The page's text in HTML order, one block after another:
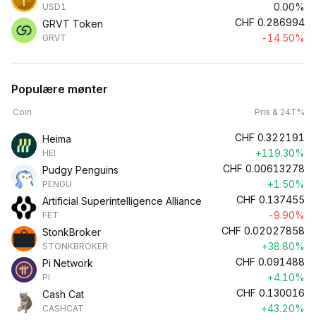
USD1
0.00%
GRVT Token
GRVT
CHF 0.286994
-14.50%
Populære mønter
Coin Pris & 24T%
Heima
HEI
CHF 0.322191
+119.30%
Pudgy Penguins
PENGU
CHF 0.00613278
+1.50%
Artificial Superintelligence Alliance
FET
CHF 0.137455
-9.90%
StonkBroker
STONKBROKER
CHF 0.02027858
+38.80%
Pi Network
PI
CHF 0.091488
+4.10%
Cash Cat
CASHCAT
CHF 0.130016
+43.20%